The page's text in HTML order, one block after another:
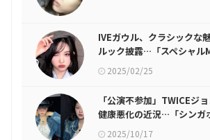
IVEガウル、クラシックな
ルック披露…「スペシャル
に変身」
2025/02/25
「公演不参加」TWICEジョ
健康悪化の近況…「シンガ
ガールで復帰完了」
2025/10/17